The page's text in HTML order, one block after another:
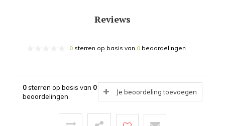
Reviews
0 sterren op basis van 0 beoordelingen
0sterren op basis van 0
beoordelingen
Je beoordeling toevoegen